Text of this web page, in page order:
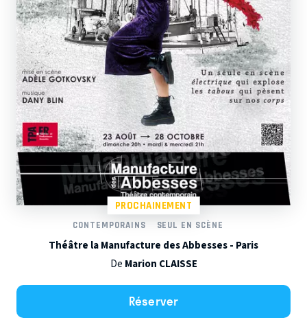
PROCHAINEMENT
CONTEMPORAINS SEUL EN SCÈNE
Théâtre la Manufacture des Abbesses - Paris
De Marion CLAISSE
Réserver